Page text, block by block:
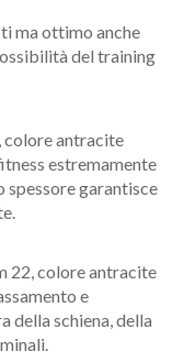
ma ottimo anche
del training
colore antracite
estremamente
spessore garantisce
22, colore antracite
e
della schiena, della